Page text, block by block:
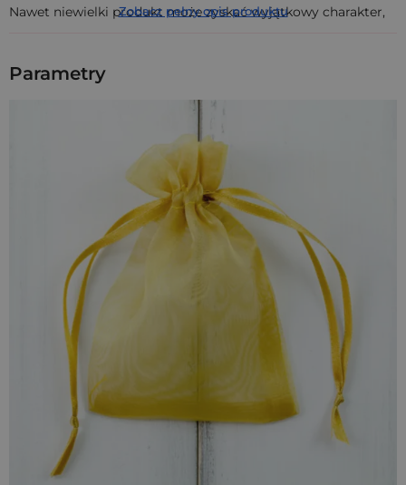
Nawet niewielki produkt może zyskać wyjątkowy charakter,
próbek kosmetyków, gadżetów promocyjnych czy drobnych
25 sztuk
rozwiązanie dla firm oraz osób prywatnych, które cenią
estetykę i porządek. Półprzezroczysta tkanina podkreśla
estetykę zawartości, a intensywny kolor sprawia, że całość od
razu przyciąga uwagę - czy to podczas eventów, sprzedaży
online, czy wręczania prezentów osobiście.
Branże, które doceniają neonowe
woreczki z organzy
Warsztaty i szkolenia
- opakowanie na drobne materiały,
akcesoria lub upominki dla uczestników
Fryzjerska i beauty
- pakowanie próbek kosmetyków do
włosów, akcesoriów czy mini zestawów pielęgnacyjnych
Moda i lifestyle
- spójny element identyfikacji wizualnej
przy kolekcjach sezonowych i dodatkach
Eventy i rozrywka- efektowne opakowanie na gadżety
rozdawane podczas koncertów, premier i akcji
promocyjnych
Zastosowania, które mogą Cię
Zobacz pełny opis produktu
Parametry